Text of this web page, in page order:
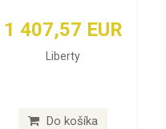
1 407,57 EUR
Liberty
Do košíka